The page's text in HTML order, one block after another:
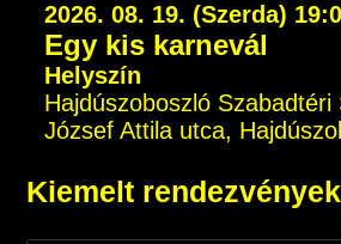
2026. 08. 19. (Szerda)
Egy kis karnevál
Helyszín
Hajdúszoboszló Szabadtéri
József Attila utca,
Kiemelt rendezvények